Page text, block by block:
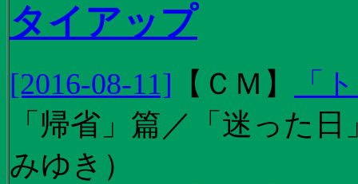
タイアップ
[2016-08-11] 【 ＣＭ 】
「
「帰省」篇／「迷った
みゆき）